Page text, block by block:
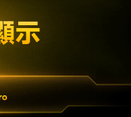
示